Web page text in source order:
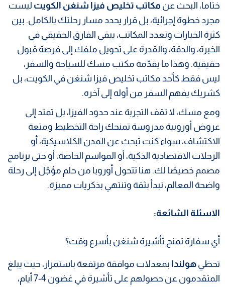
ختاما، البحث عن مكاتب تخليص فيزا شنغن الكويت ليست
مجرد خطوة إجرائية، بل قرار يحدد مسار رحلتك بالكامل. بين
كثرة الخيارات وتعدد المكاتب، يبقى الفارق الحقيقي في
الخبرة، والدقة، والقدرة على تحويل ملفك إلى فرصة قبول
حقيقية. وهذا ما يقدّمه مكتب مسك للسياحة والسفر،
ليس فقط كأحد مكاتب تخليص فيزا شنغن في الكويت، بل
كشريك يفهم السفر من أوله إلى آخره.
ومع مسك، لا تقف التجربة عند حدود الفيزا، بل تمتد إلى
عروض أوروبية مدروسة تمنحك راحة التخطيط ومتعة
الاكتشاف، سواء كنت تبحث عن المدن الكلاسيكية، أو
الرحلات الاقتصادية الذكية، أو المواسم الخاصة، أو حتى برنامج
مصمم خصيصًا لك. هنا تتحول أوروبا من حلم مؤجّل إلى رحلة
واضحة المعالم، تبدأ بثقة وتنتهي بذكريات مميزة.
الاسئلة الشائعة:
أي سفارة تمنح تأشيرة شنغن بأسرع وقت؟
تحظي هولندا بمعدلات موافقة مرتفعة باستمرار، حيث يبلغ
المتقدمون عن حصولهم على تأشيرة في غضون 4-7 أيام،